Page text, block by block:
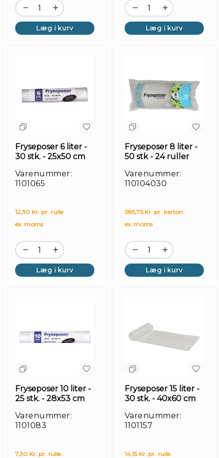
Læg i kurv Læg i kurv
Fryseposer 6 liter -
30 stk. - 25x50 cm
Varenummer:
1101065
12,30 Kr. pr. rulle.
ex. moms
Læg i kurv
Fryseposer 8 liter -
50 stk - 24 ruller
Varenummer:
110104030
385,75 Kr. pr. karton.
ex. moms
Læg i kurv
Fryseposer 10 liter -
25 stk. - 28x53 cm
Varenummer:
1101083
7,30 Kr. pr. rulle.
Fryseposer 15 liter -
30 stk. - 40x60 cm
Varenummer:
1101157
14,15 Kr. pr. rulle.